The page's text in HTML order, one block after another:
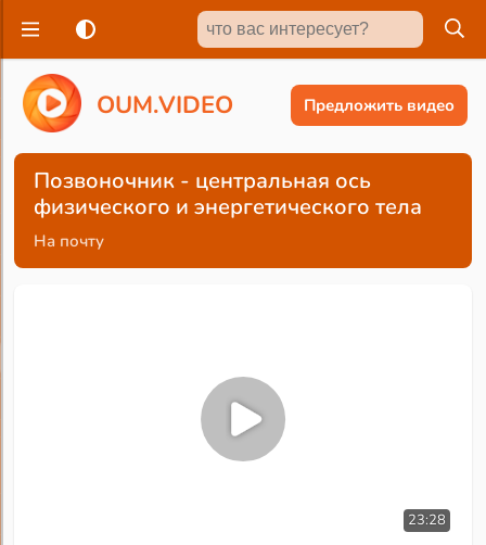
OUM.VIDEO Предложить видео
Позвоночник - центральная ось
физического и энергетического тела
На почту
23:28